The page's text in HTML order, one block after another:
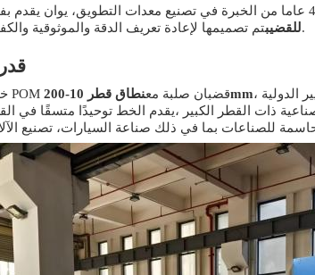
للقضيبتم تصميمها لإعادة تعريف الدقة والموثوقية والكفاءة في معالجة البوليمر.
خط إنتاجنا مصمم لتصنيع POM قضبان صلبة معنطاق قطر 10-200mm، التمسك بالمعايير الدولية (ASTM D6100-25) لدقة الأبعاد وجودة السطح
ذات القطر الكبير ،يقدم الخط توحيدًا متسقًا في